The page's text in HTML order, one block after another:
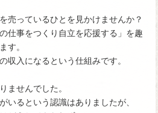
売っているひとを見かけませんか？
仕事をつくり自立を応援する」を趣
す。
収入になるという仕組みです。
ませんでした。
いるという認識はありましたが、